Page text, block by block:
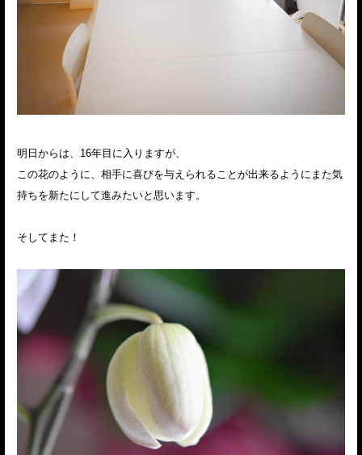
明日からは、16年目に入りますが、
この花のように、相手に喜びを与えられることが出来るようにまた気
持ちを新たにして進みたいと思います。
そしてまた！